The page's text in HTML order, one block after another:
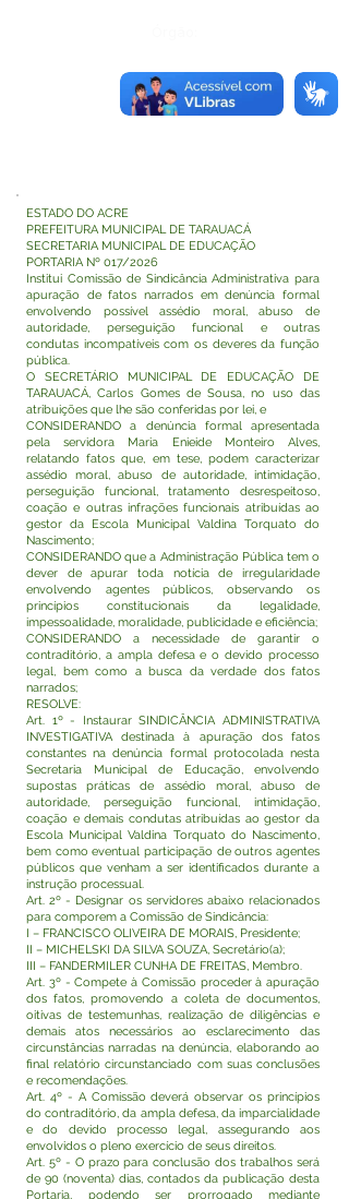
ESTADO DO ACRE
PREFEITURA MUNICIPAL DE TARAUACÁ
SECRETARIA MUNICIPAL DE EDUCAÇÃO
PORTARIA Nº 017/2026
Institui Comissão de Sindicância Administrativa para
apuração de fatos narrados em denúncia formal
envolvendo possível assédio moral, abuso de
autoridade, perseguição funcional e outras
condutas incompatíveis com os deveres da função
pública.
O SECRETÁRIO MUNICIPAL DE EDUCAÇÃO DE
TARAUACÁ, Carlos Gomes de Sousa, no uso das
atribuições que lhe são conferidas por lei, e
CONSIDERANDO a denúncia formal apresentada
pela servidora Maria Enieide Monteiro Alves,
relatando fatos que, em tese, podem caracterizar
assédio moral, abuso de autoridade, intimidação,
perseguição funcional, tratamento desrespeitoso,
coação e outras infrações funcionais atribuídas ao
gestor da Escola Municipal Valdina Torquato do
Nascimento;
CONSIDERANDO que a Administração Pública tem o
dever de apurar toda notícia de irregularidade
envolvendo agentes públicos, observando os
princípios constitucionais da legalidade,
impessoalidade, moralidade, publicidade e eficiência;
CONSIDERANDO a necessidade de garantir o
contraditório, a ampla defesa e o devido processo
legal, bem como a busca da verdade dos fatos
narrados;
RESOLVE:
Art. 1º - Instaurar SINDICÂNCIA ADMINISTRATIVA
INVESTIGATIVA destinada à apuração dos fatos
constantes na denúncia formal protocolada nesta
Secretaria Municipal de Educação, envolvendo
supostas práticas de assédio moral, abuso de
autoridade, perseguição funcional, intimidação,
coação e demais condutas atribuídas ao gestor da
Escola Municipal Valdina Torquato do Nascimento,
bem como eventual participação de outros agentes
públicos que venham a ser identificados durante a
instrução processual.
Art. 2º - Designar os servidores abaixo relacionados
para comporem a Comissão de Sindicância:
I – FRANCISCO OLIVEIRA DE MORAIS, Presidente;
II – MICHELSKI DA SILVA SOUZA, Secretário(a);
III – FANDERMILER CUNHA DE FREITAS, Membro.
Art. 3º - Compete à Comissão proceder à apuração
dos fatos, promovendo a coleta de documentos,
oitivas de testemunhas, realização de diligências e
demais atos necessários ao esclarecimento das
circunstâncias narradas na denúncia, elaborando ao
final relatório circunstanciado com suas conclusões
e recomendações.
Art. 4º - A Comissão deverá observar os princípios
do contraditório, da ampla defesa, da imparcialidade
e do devido processo legal, assegurando aos
envolvidos o pleno exercício de seus direitos.
Art. 5º - O prazo para conclusão dos trabalhos será
de 90 (noventa) dias, contados da publicação desta
Portaria, podendo ser prorrogado mediante